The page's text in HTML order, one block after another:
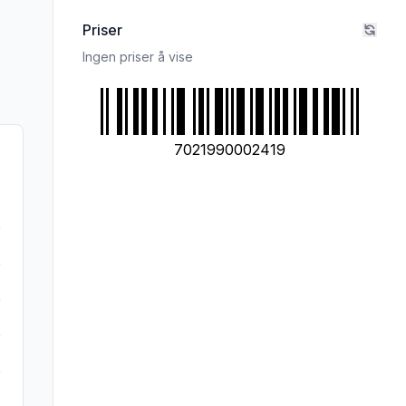
Priser
Ingen priser å vise
7021990002419